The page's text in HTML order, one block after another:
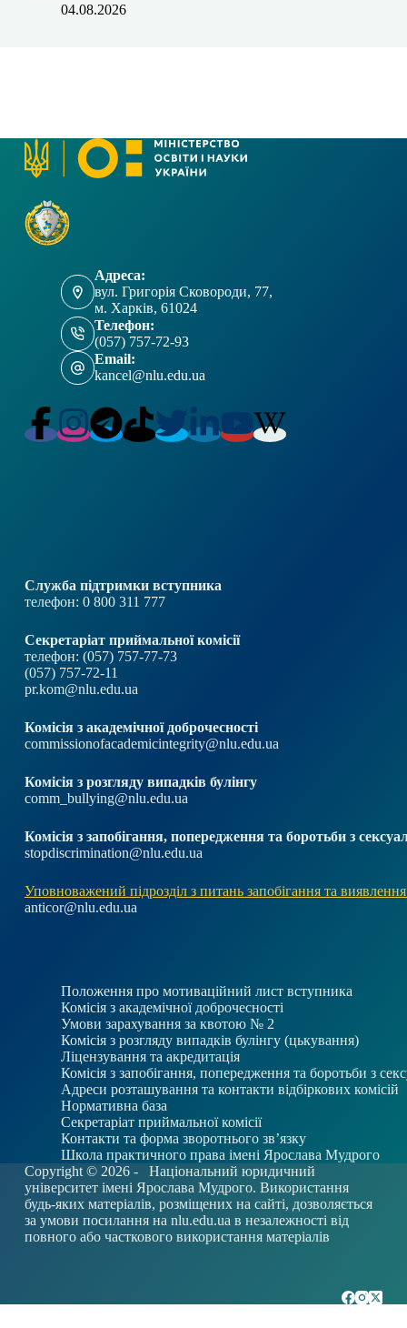
04.08.2026
Адреса:
вул. Григорія Сковороди, 77,
м. Харків, 61024
Телефон:
(057) 757-72-93
Email:
kancel@nlu.edu.ua
Служба підтримки вступника
телефон: 0 800 311 777
Секретаріат приймальної комісії
телефон: (057) 757-77-73
(057) 757-72-11
pr.kom@nlu.edu.ua
Комісія з академічної доброчесності
commissionofacademicintegrity@nlu.edu.ua
Комісія з розгляду випадків булінгу
comm_bullying@nlu.edu.ua
Комісія з запобігання, попередження та боротьби з
stopdiscrimination@nlu.edu.ua
Уповноважений підрозділ з питань запобігання та виявлення
anticor@nlu.edu.ua
Положення про мотиваційний лист вступника
Комісія з академічної доброчесності
Умови зарахування за квотою № 2
Комісія з розгляду випадків булінгу (цькування)
Ліцензування та акредитація
Комісія з запобігання, попередження та боротьби з
Адреси розташування та контакти відбіркових комісій
Нормативна база
Секретаріат приймальної комісії
Контакти та форма зворотнього зв’язку
Школа практичного права імені Ярослава Мудрого
Copyright © 2026 - Національний юридичний
університет імені Ярослава Мудрого. Використання
будь-яких матеріалів, розміщених на сайті, дозволяється
за умови посилання на nlu.edu.ua в незалежності від
повного або часткового використання матеріалів